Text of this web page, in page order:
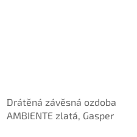
Drátěná závěsná ozdoba
AMBIENTE zlatá, Gasper